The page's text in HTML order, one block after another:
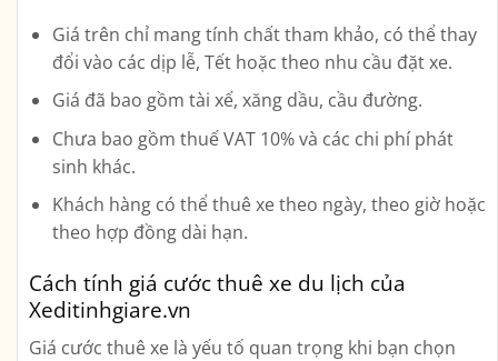
Giá trên chỉ mang tính chất tham khảo, có thể thay
đổi vào các dịp lễ, Tết hoặc theo nhu cầu đặt xe.
Giá đã bao gồm tài xế, xăng dầu, cầu đường.
Chưa bao gồm thuế VAT 10% và các chi phí phát
sinh khác.
Khách hàng có thể thuê xe theo ngày, theo giờ hoặc
theo hợp đồng dài hạn.
Cách tính giá cước thuê xe du lịch của
Xeditinhgiare.vn
Giá cước thuê xe là yếu tố quan trọng khi bạn chọn